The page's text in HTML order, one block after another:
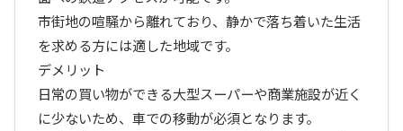
市街地の喧騒から離れており、静かで落ち着いた生活
を求める方には適した地域です。
デメリット
日常の買い物ができる大型スーパーや商業施設が近く
に少ないため、車での移動が必須となります。